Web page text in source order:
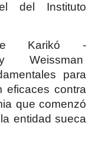
del Instituto
de Karikó -
y Weissman
para
eficaces contra
que comenzó
entidad sueca